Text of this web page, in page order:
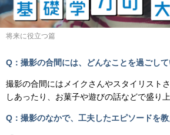
将来に役立つ篇
Q：撮影の合間には、どんなことを過ごして
撮影の合間にはメイクさんやスタイリスト
しあったり、お菓子や遊びの話などで盛り
Q：撮影のなかで、工夫したエピソードを教